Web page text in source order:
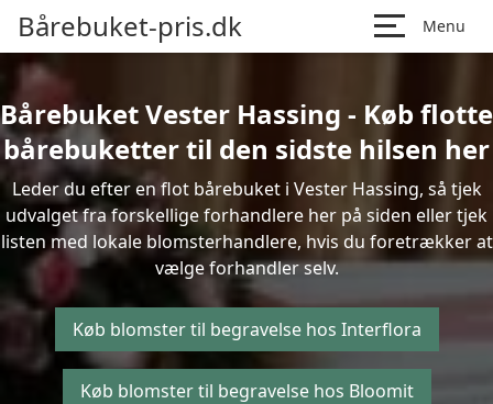
Bårebuket-pris.dk Menu
Bårebuket Vester Hassing - Køb flotte
bårebuketter til den sidste hilsen her
Leder du efter en flot bårebuket i Vester Hassing, så tjek
udvalget fra forskellige forhandlere her på siden eller tjek
listen med lokale blomsterhandlere, hvis du foretrækker at
vælge forhandler selv.
Køb blomster til begravelse hos Interflora
Køb blomster til begravelse hos Bloomit